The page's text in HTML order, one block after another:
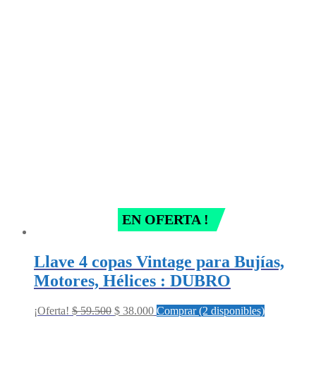
EN OFERTA !
Llave 4 copas Vintage para Bujías,
Motores, Hélices : DUBRO
¡Oferta! $59.500 Original
$ 38.000Current
Comprar (2 disponibles)